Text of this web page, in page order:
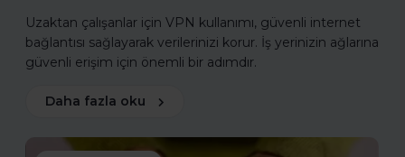
Uzaktan çalışanlar için VPN kullanımı, güvenli internet
bağlantısı sağlayarak verilerinizi korur. İş yerinizin ağlarına
güvenli erişim için önemli bir adımdır.
Daha fazla oku